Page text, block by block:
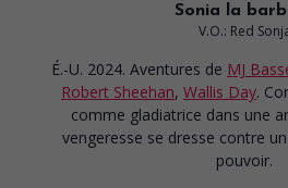
Sonia la
V.O.: Red
É.-U. 2024. Aventures de MJ
Robert Sheehan, Wallis Day.
comme gladiatrice dans une
vengeresse se dresse contre
pouvoir.